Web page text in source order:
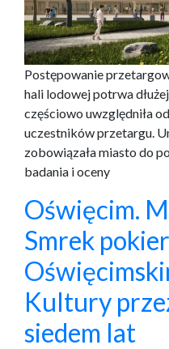
Postępowanie
hali lodowej potrwa
częściowo uwzględniła
uczestników przetargu.
zobowiązała miasto do
badania i oceny
Oświęcim.
Smrek
Kultury
siedem lat